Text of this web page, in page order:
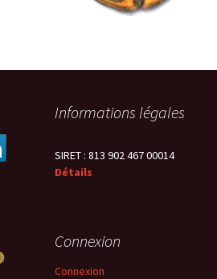
Informations légales
SIRET : 813 902 467 00014
Détails
Connexion
Connexion